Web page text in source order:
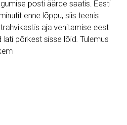
posti äärde saatis. Eesti
enne lõppu, siis teenis
aja venitamise eest
põrkest sisse lõid. Tulemus